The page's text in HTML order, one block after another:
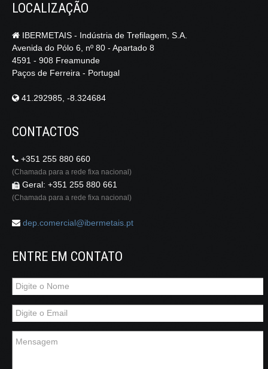
LOCALIZAÇÃO
IBERMETAIS - Indústria de Trefilagem, S.A.
Avenida do Pólo 6, nº 80 - Apartado 8
4591 - 908 Freamunde
Paços de Ferreira - Portugal
41.292985, -8.324684
CONTACTOS
+351 255 880 660
(Chamada para a rede fixa nacional)
Geral: +351 255 880 661
(Chamada para a rede fixa nacional)
dep.comercial@ibermetais.pt
ENTRE EM CONTATO